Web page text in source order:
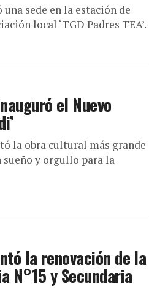
sede en la estación de
local ‘TGD Padres TEA’.
el Nuevo
la obra cultural más grande
sueño y orgullo para la
la renovación de la
N°15 y Secundaria